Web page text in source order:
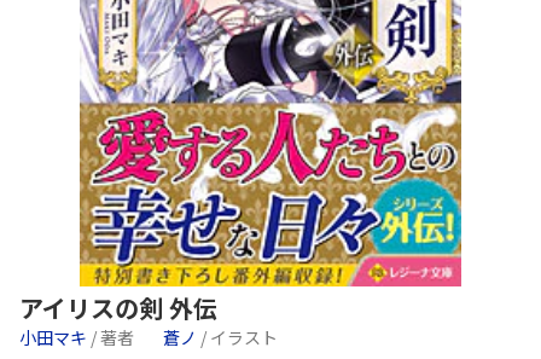
アイリスの剣 外伝
小田マキ / 著者 蒼ノ / イラスト